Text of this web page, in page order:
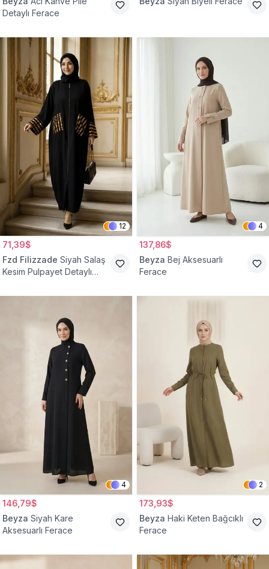
Detaylı Ferace
12
71,39$
Fzd Filizzade Siyah Salaş
Kesim Pulpayet Detaylı
4
137,86$
Beyza Bej Aksesuarlı
Ferace
4
146,79$
Beyza Siyah Kare
Aksesuarlı Ferace
2
173,93$
Beyza Haki Keten Bağcıklı
Ferace